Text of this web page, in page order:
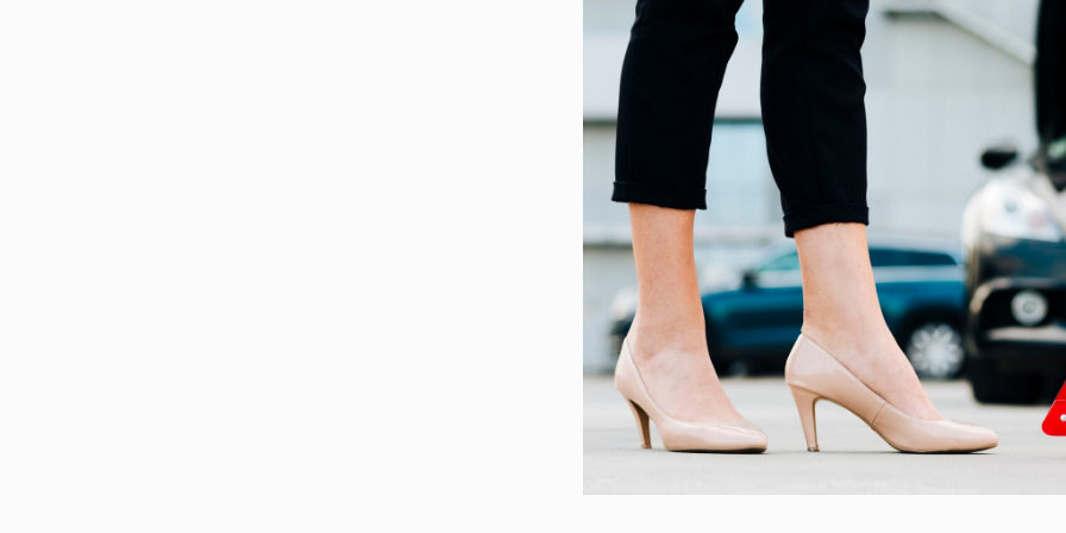
Взыскание компенсации с застройщика
Банкротство физических лиц
Взыскание компенсации с застройщика за дефекты отделки
Взыскание неустойки за нарушение сроков передачи
Защита прав заёмщиков
Строительный юрист
Услуги по составлению документов
Юрист в сфере права интеллектуальной собственности
Получение компенсации после заливов и пожаров
Защита интересов работодателя
Коммерческие споры в арбитражном суде